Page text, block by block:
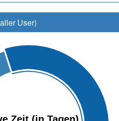
User)
Zeit (in Tagen)